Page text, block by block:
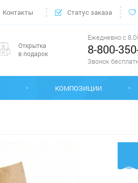
Контакты Статус заказа
Открытка
в подарок
Ежедневно с
8-800-
Звонок
КОМПОЗИЦИИ